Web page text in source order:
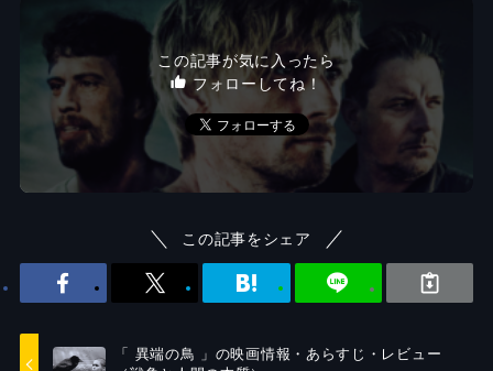
この記事が気に入ったら
フォローしてね！
この記事をシェア
「 異端の鳥 」の映画情報・あらすじ・レビュー